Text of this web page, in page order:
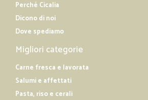
Perché Cicalia
Dicono di noi
Dove spediamo
Migliori categorie
Carne fresca e lavorata
Salumi e affettati
Pasta, riso e cerali